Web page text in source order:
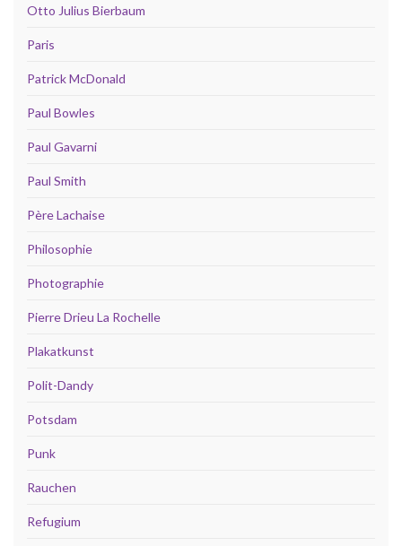
Otto Julius Bierbaum
Paris
Patrick McDonald
Paul Bowles
Paul Gavarni
Paul Smith
Père Lachaise
Philosophie
Photographie
Pierre Drieu La Rochelle
Plakatkunst
Polit-Dandy
Potsdam
Punk
Rauchen
Refugium